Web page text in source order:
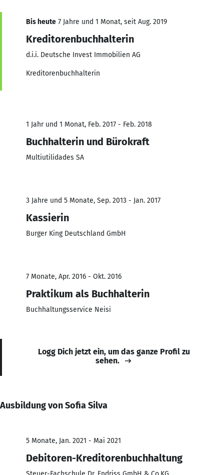
Bis heute 7 Jahre und 1 Monat, seit Aug. 2019
Kreditorenbuchhalterin
d.i.i. Deutsche Invest Immobilien AG
Kreditorenbuchhalterin
1 Jahr und 1 Monat, Feb. 2017 - Feb. 2018
Buchhalterin und Bürokraft
Multiutilidades SA
3 Jahre und 5 Monate, Sep. 2013 - Jan. 2017
Kassierin
Burger King Deutschland GmbH
7 Monate, Apr. 2016 - Okt. 2016
Praktikum als Buchhalterin
Buchhaltungsservice Neisi
Logg Dich jetzt ein, um das ganze Profil zu
sehen.
Ausbildung von Sofia Silva
5 Monate, Jan. 2021 - Mai 2021
Debitoren-Kreditorenbuchhaltung